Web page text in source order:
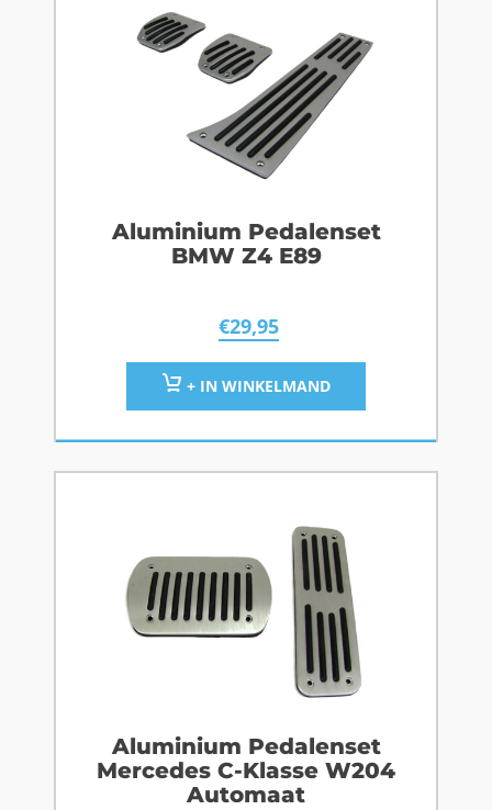
Aluminium Pedalenset
BMW Z4 E89
€29,95
+ IN WINKELMAND
Aluminium Pedalenset
Mercedes C-Klasse W204
Automaat